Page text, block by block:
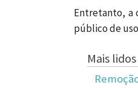
Entretanto, a
público de
Mais lidos